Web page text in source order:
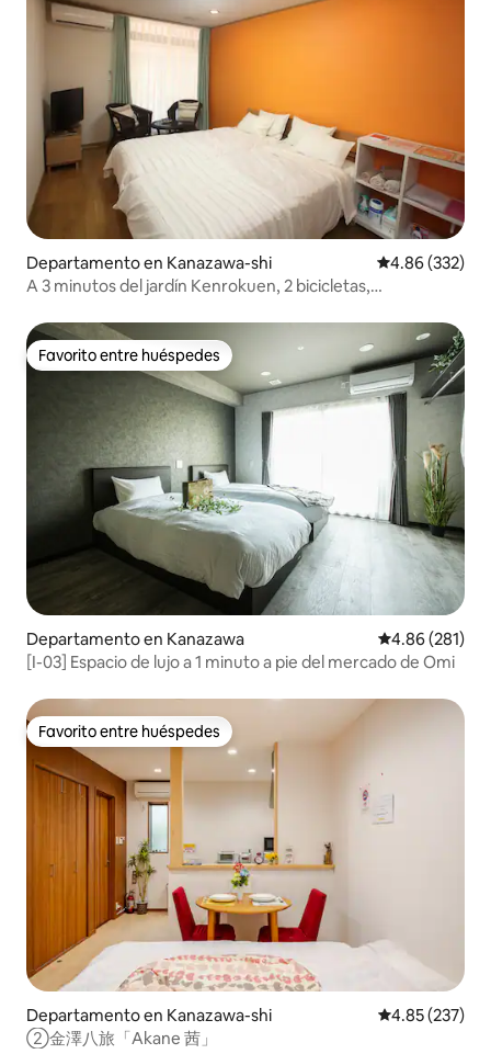
Departamento en Kanazawa-shi Calificación
4.86 (332)
A 3 minutos del jardín Kenrokuen, 2 bicicletas,
Favorito entre huéspedes
Favorito entre huéspedes
Departamento en Kanazawa Calificación
4.86 (281)
[I-03] Espacio de lujo a 1 minuto a pie del mercado de Omi
Favorito entre huéspedes
Favorito entre huéspedes
Departamento en Kanazawa-shi Calificación
4.85 (237)
②金澤八旅「Akane 茜」